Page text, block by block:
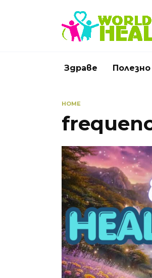
Здраве Полезно
HOME